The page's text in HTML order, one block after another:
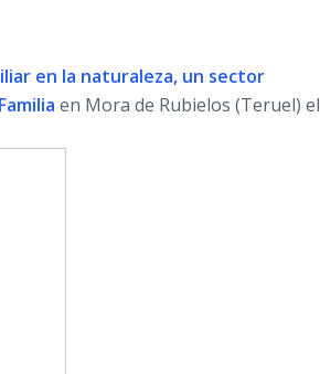
en la naturaleza, un sector
en Mora de Rubielos (Teruel) el